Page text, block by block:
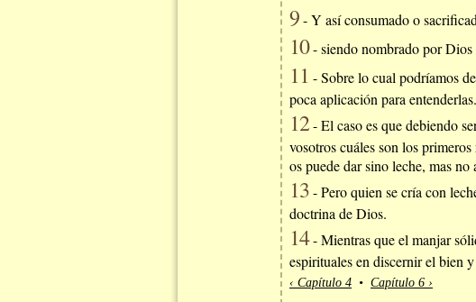
9- Y así consumado o
10- siendo nombrado por Dios
11 - Sobre lo cual podríamos
poca aplicación para entenderlas.
12- El caso es que debiendo
vosotros cuáles son los
os puede dar sino leche, mas
13- Pero quien se cría con
doctrina de Dios.
14- Mientras que el manjar
espirituales en discernir el bien
‹ Capítulo 4 • Capítulo 6 ›